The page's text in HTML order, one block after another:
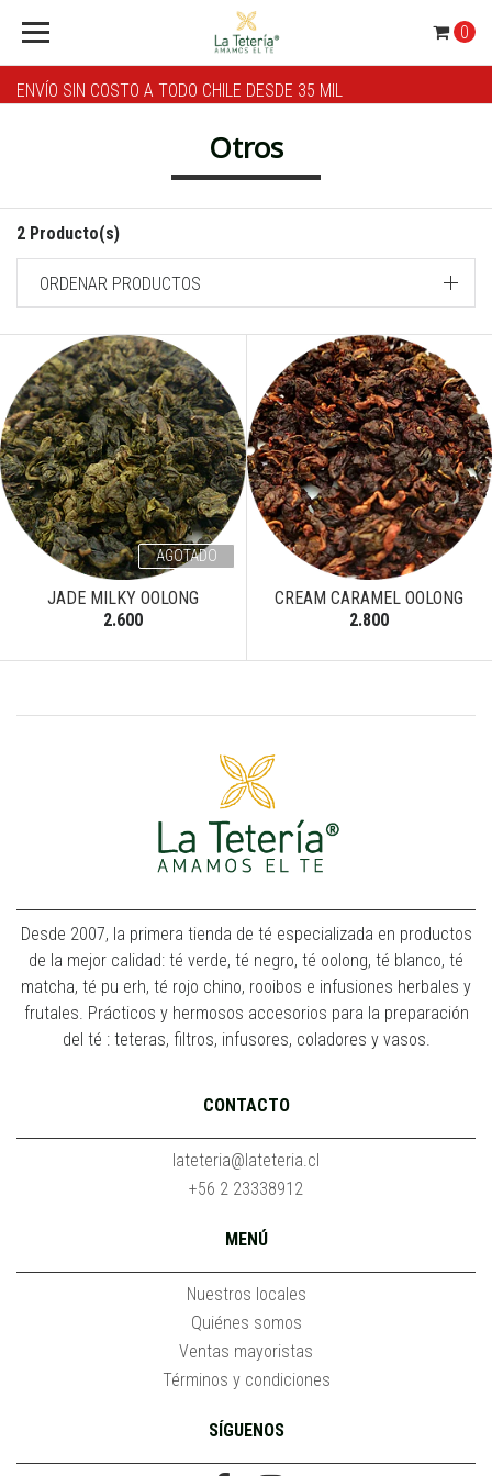
ENVÍO SIN COSTO A TODO CHILE DESDE 35 MIL
0
Otros
2 Producto(s)
ORDENAR PRODUCTOS
AGOTADO
JADE MILKY OOLONG
2.600
CREAM CARAMEL OOLONG
2.800
Desde 2007, la primera tienda de té especializada en productos
de la mejor calidad: té verde, té negro, té oolong, té blanco, té
matcha, té pu erh, té rojo chino, rooibos e infusiones herbales y
frutales. Prácticos y hermosos accesorios para la preparación
del té : teteras, filtros, infusores, coladores y vasos.
CONTACTO
lateteria@lateteria.cl
+56 2 23338912
MENÚ
Nuestros locales
Quiénes somos
Ventas mayoristas
Términos y condiciones
SÍGUENOS